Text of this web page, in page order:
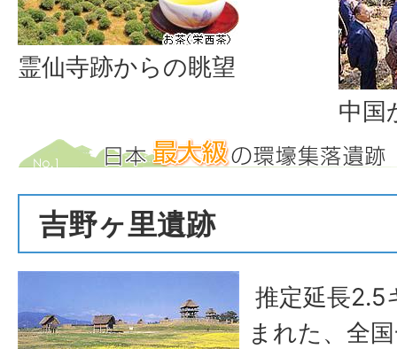
霊仙寺跡からの眺望
中国
吉野ヶ里遺跡
推定延長2.5
まれた、全